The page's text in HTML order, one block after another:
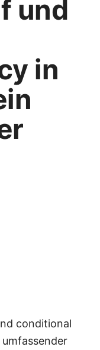
und
in
conditional